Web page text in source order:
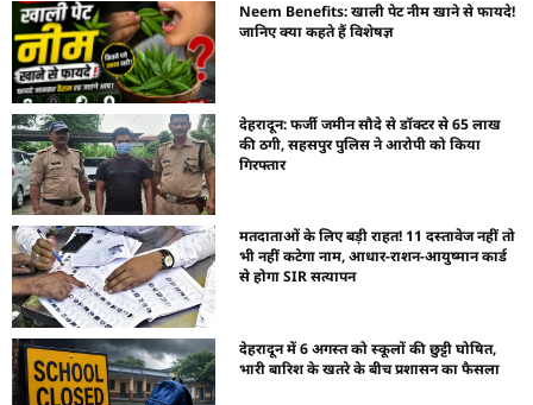
Neem Benefits: खाली पेट नीम खाने से फायदे!
जानिए क्या कहते हैं विशेषज्ञ
देहरादून: फर्जी जमीन सौदे से डॉक्टर से 65 लाख
की ठगी, सहसपुर पुलिस ने आरोपी को किया
गिरफ्तार
मतदाताओं के लिए बड़ी राहत! 11 दस्तावेज नहीं तो
भी नहीं कटेगा नाम, आधार-राशन-आयुष्मान कार्ड
से होगा SIR सत्यापन
देहरादून में 6 अगस्त को स्कूलों की छुट्टी घोषित,
भारी बारिश के खतरे के बीच प्रशासन का फैसला